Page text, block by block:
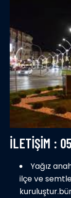
ILETIŞIM :
Yağız
ilçe ve